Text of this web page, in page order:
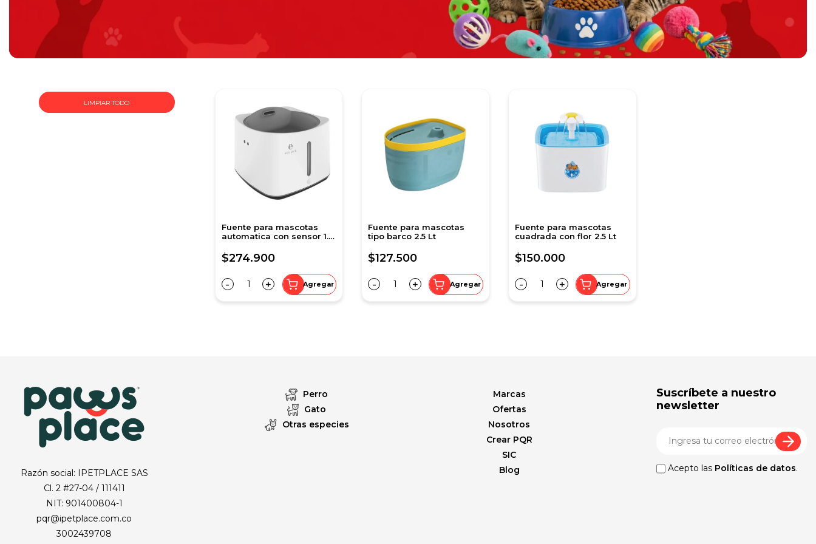
Fuente para mascotas
automatica con sensor 1.5
$274.900
- + Agregar
Fuente para mascotas
tipo barco 2.5 Lt
$127.500
- + Agregar
Fuente para mascotas
cuadrada con flor 2.5 Lt
$150.000
- + Agregar
LIMPIAR TODO
Razón social: IPETPLACE SAS
Cl. 2 #27-04 / 111411
NIT: 901400804-1
pqr@ipetplace.com.co
3002439708
Perro
Gato
Otras especies
Marcas
Ofertas
Nosotros
Crear PQR
SIC
Blog
Suscríbete a nuestro
newsletter
Acepto las Políticas de datos.